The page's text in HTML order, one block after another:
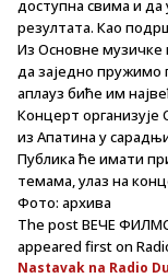
доступна свима и
резултата. Као
Из Основне музичке
да заједно
аплауз биће им
Концерт организује
из Апатина у
Публика ће имати
темама, улаз на
Фото: архива
The post ВЕЧЕ
appeared first on
Nastavak na Radio